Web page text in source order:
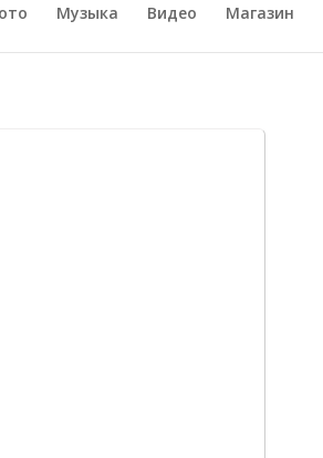
Музыка Видео Магазин